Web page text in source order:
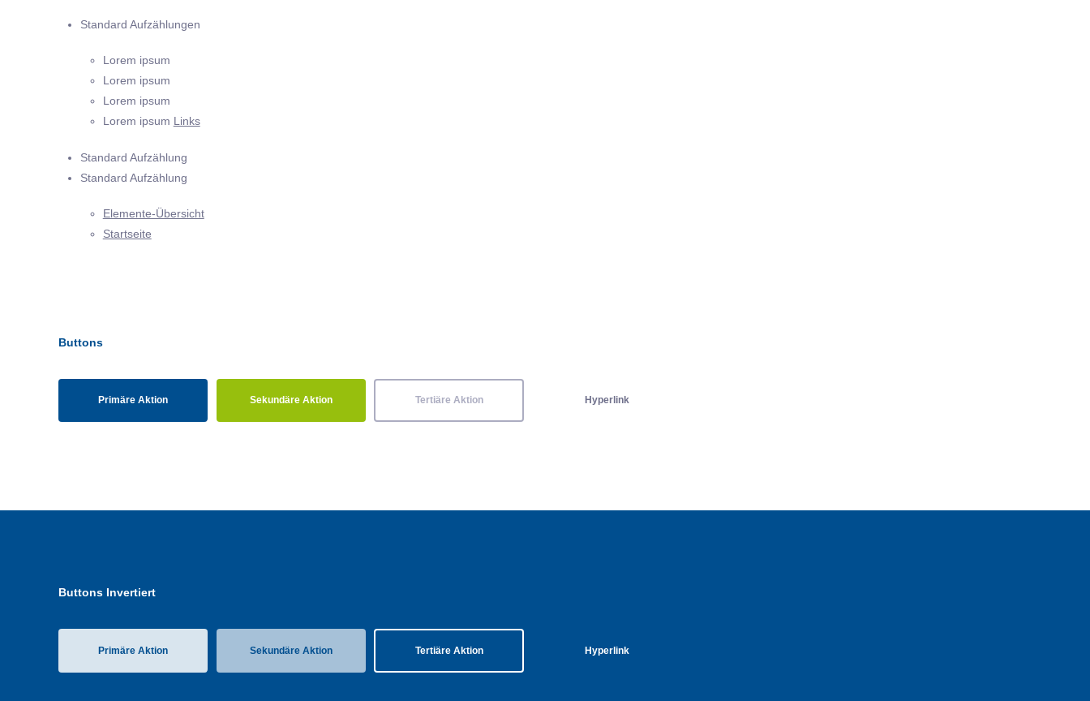
Standard Aufzählungen
Lorem ipsum
Lorem ipsum
Lorem ipsum
Lorem ipsum Links
Standard Aufzählung
Standard Aufzählung
Elemente-Übersicht
Startseite
Buttons
Primäre Aktion Sekundäre Aktion Tertiäre Aktion Hyperlink
Buttons Invertiert
Primäre Aktion Sekundäre Aktion Tertiäre Aktion Hyperlink